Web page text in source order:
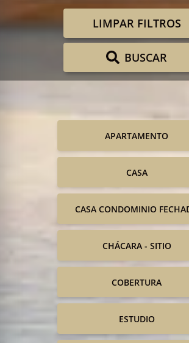
LIMPAR FILTROS
BUSCAR
APARTAMENTO
CASA
CASA CONDOMINIO
CHÁCARA - SITIO
COBERTURA
ESTUDIO